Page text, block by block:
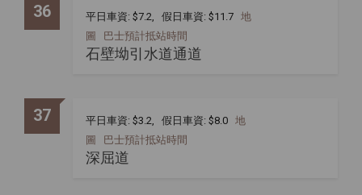
36 平日車資: $7.2, 假日車資: $11.7 地
圖
巴士預計抵站時間
石壁坳引水道通道
37 平日車資: $3.2, 假日車資: $8.0 地
圖
巴士預計抵站時間
深屈道